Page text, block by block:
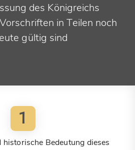
des Königreichs
in Teilen noch
gültig sind
1
Bedeutung dieses